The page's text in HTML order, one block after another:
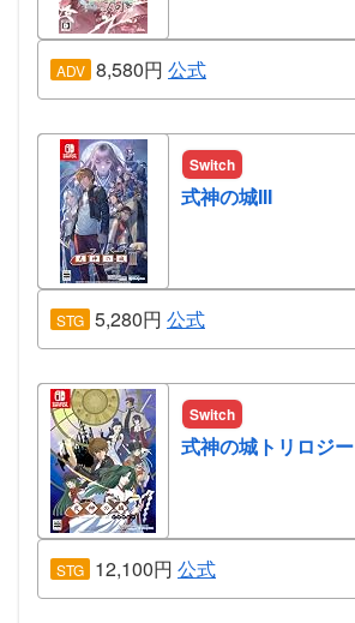
ADV 8,580円 公式
Switch
式神の城III
STG 5,280円 公式
Switch
式神の城トリロジー
STG 12,100円 公式